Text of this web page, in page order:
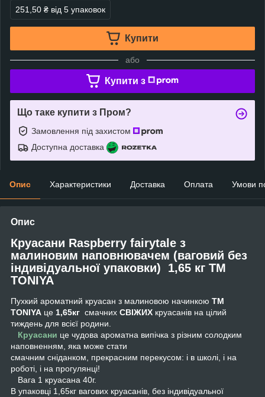
251,50 ₴ від 5 упаковок
Купити
або
Купити з
Що таке купити з Пром?
Замовлення під захистом
Доступна доставка
Опис Характеристики Доставка Оплата Умови
Опис
Круасани Raspberry fairytale з
малиновим наповнювачем (ваговий без
індивідуальної упаковки) 1,65 кг ТМ
TONIYA
Пухкий ароматний круасан з малиновою начинкою TM
TONIYA це 1,65кг смачних СВІЖИХ круасанів на цілий
тиждень для всієї родини.
Круасани це чудова ароматна випічка з різним солодким
наповненням, яка може стати
смачним сніданком, прекрасним перекусом: і в школі, і на
роботі, і на прогулянці!
Вага 1 круасана 40г.
В упаковці 1,65кг вагових круасанів, без індивідуальної